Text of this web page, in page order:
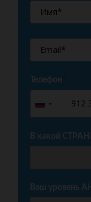
Телефон*
Russia
+7
В какой
Ваш уровень